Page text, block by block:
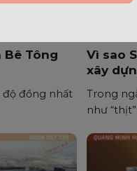
Bê Tông
đồng nhất
Vì sao
xây
Trong
như